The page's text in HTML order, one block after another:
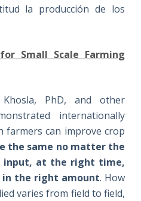
la producción de los
Small Scale Farming
PhD, and other
internationally
farmers can improve crop
the same no matter the
input, at the right time,
the right amount. How
varies from field to field,